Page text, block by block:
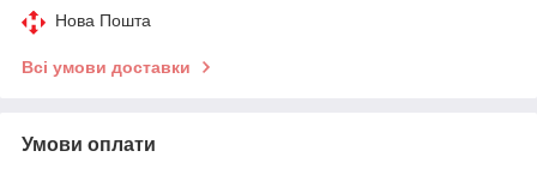
Нова Пошта
Всі умови доставки
Умови оплати